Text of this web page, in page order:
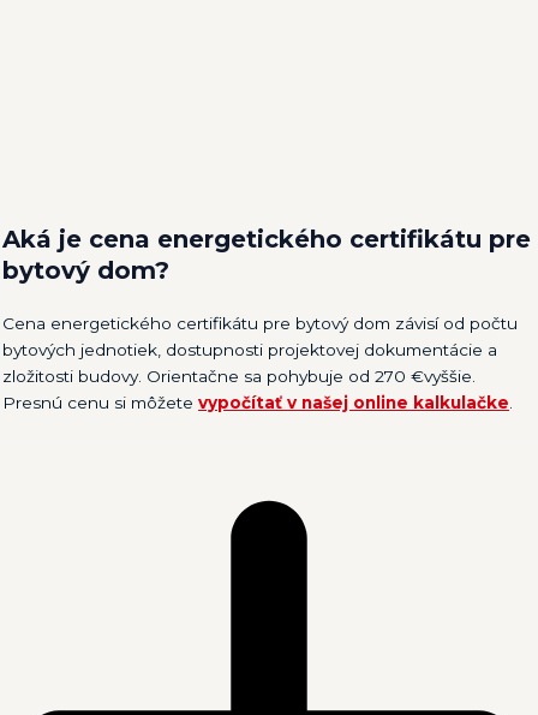
Aká je cena energetického certifikátu pre
bytový dom?
Cena energetického certifikátu pre bytový dom závisí od počtu
bytových jednotiek, dostupnosti projektovej dokumentácie a
zložitosti budovy. Orientačne sa pohybuje od 270 €vyššie.
Presnú cenu si môžetevypočítať v našej online kalkulačke